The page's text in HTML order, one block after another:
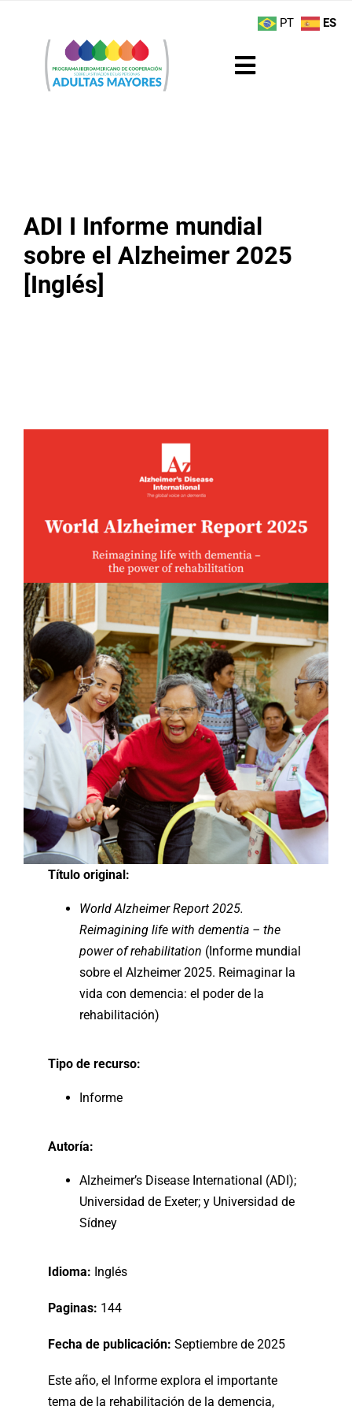
contenido
Toggle
Boletín
ADI I Informe mundial
sobre el Alzheimer 2025
[Inglés]
Título original:
World Alzheimer Report 2025.
Reimagining life with dementia – the
power of rehabilitation (Informe mundial
sobre el Alzheimer 2025. Reimaginar la
vida con demencia: el poder de la
rehabilitación)
Tipo de recurso:
Informe
Autoría:
Alzheimer’s Disease International (ADI);
Universidad de Exeter; y Universidad de
Sídney
Idioma: Inglés
Paginas: 144
Fecha de publicación: Septiembre de 2025
Este año, el Informe explora el importante
tema de la rehabilitación de la demencia,
PT ES